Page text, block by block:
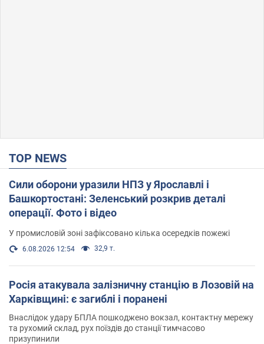
TOP NEWS
Сили оборони уразили НПЗ у Ярославлі і
Башкортостані: Зеленський розкрив деталі
операції. Фото і відео
У промисловій зоні зафіксовано кілька осередків пожежі
6.08.2026 12:54 32,9 т.
Росія атакувала залізничну станцію в Лозовій на
Харківщині: є загиблі і поранені
Внаслідок удару БПЛА пошкоджено вокзал, контактну мережу
та рухомий склад, рух поїздів до станції тимчасово
призупинили